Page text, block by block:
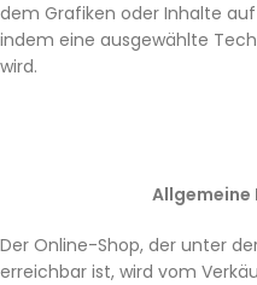
dem Grafiken oder Inhalte
indem eine ausgewählte
wird.
Allgemeine
Der Online-Shop, der unter
erreichbar ist, wird vom